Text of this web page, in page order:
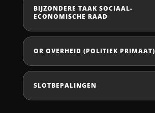
BIJZONDERE TAAK SOCIAAL-
ECONOMISCHE RAAD
OR OVERHEID (POLITIEK PRIMAAT)
SLOTBEPALINGEN